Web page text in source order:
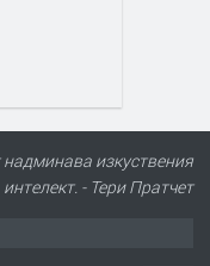
изкуствения
интелект. - Тери Пратчет